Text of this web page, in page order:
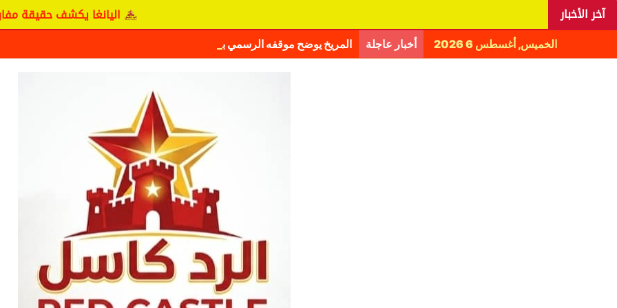
آخر الأخبار اليانغا يكشف حقيقة مفاوضات
الخميس, أغسطس 6 2026 أخبار عاجلة المريخ يوضح موقفه الرسمي بشأن سيكافا.